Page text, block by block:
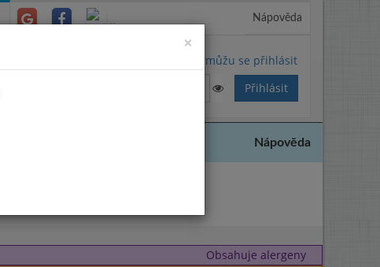
Nápověda
Nemůžu se přihlásit
Nápověda
Obsahuje alergeny
×